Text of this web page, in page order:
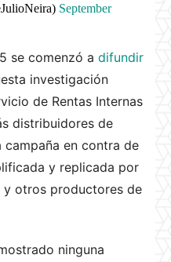
September
se comenzó a difundir
investigación
de Rentas Internas
distribuidores de
en contra de
y replicada por
y otros productores de
ninguna